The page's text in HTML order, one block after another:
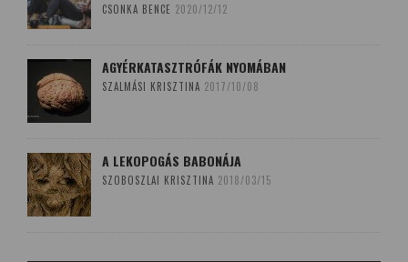
CSONKA BENCE 2020/12/12
AGYÉRKATASZTRÓFÁK NYOMÁBAN
SZALMÁSI KRISZTINA 2017/10/08
A LEKOPOGÁS BABONÁJA
SZOBOSZLAI KRISZTINA 2018/03/15